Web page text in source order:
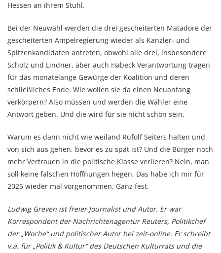
Hessen an ihrem Stuhl.
Bei der Neuwahl werden die drei gescheiterten Matadore der
gescheiterten Ampelregierung wieder als Kanzler- und
Spitzenkandidaten antreten, obwohl alle drei, insbesondere
Scholz und Lindner, aber auch Habeck Verantwortung tragen
für das monatelange Gewürge der Koalition und deren
schließliches Ende. Wie wollen sie da einen Neuanfang
verkörpern? Also müssen und werden die Wähler eine
Antwort geben. Und die wird für sie nicht schön sein.
Warum es dann nicht wie weiland Rufolf Seiters halten und
von sich aus gehen, bevor es zu spät ist? Und die Bürger noch
mehr Vertrauen in die politische Klasse verlieren? Nein, man
soll keine falschen Hoffnungen hegen. Das habe ich mir für
2025 wieder mal vorgenommen. Ganz fest.
Ludwig Greven ist freier Journalist und Autor. Er war
Korrespondent der Nachrichtenagentur Reuters, Politikchef
der „Woche“ und politischer Autor bei zeit-online. Er schreibt
v.a. für „Politik & Kultur“ des Deutschen Kulturrats und die